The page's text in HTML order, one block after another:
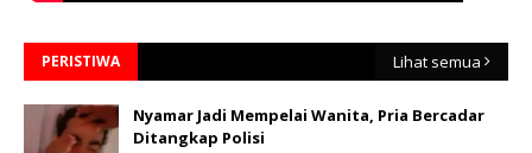
PERISTIWA Lihat semua
Nyamar Jadi Mempelai Wanita, Pria Bercadar
Ditangkap Polisi